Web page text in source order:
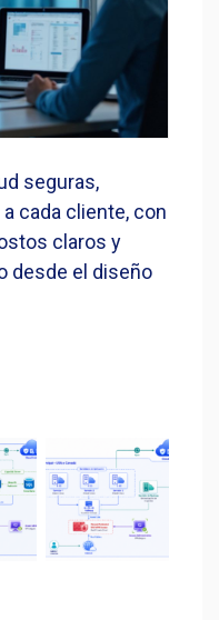
seguras,
cada cliente, con
claros y
desde el diseño